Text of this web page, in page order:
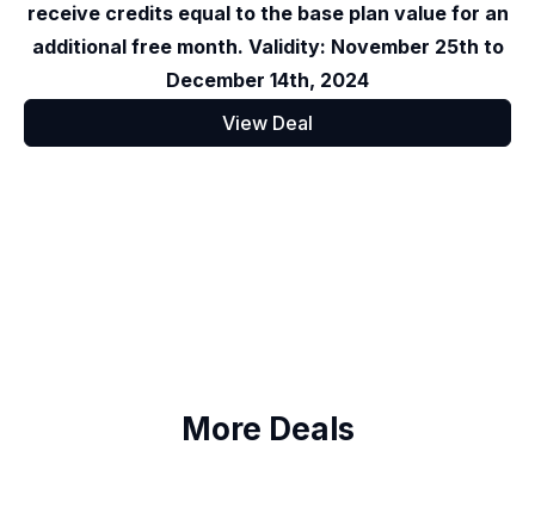
receive credits equal to the base plan value for an
additional free month. Validity: November 25th to
December 14th, 2024
View Deal
More Deals